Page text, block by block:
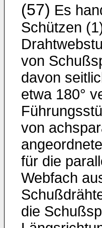
(57) Es
Schützen
von
davon
etwa 180°
von
für die
Webfach
die